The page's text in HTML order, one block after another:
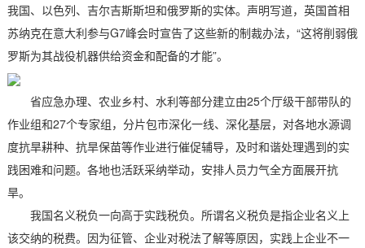
我国、以色列、吉尔吉斯斯坦和俄罗斯的实体。声明写道，英国首相
苏纳克在意大利参与G7峰会时宣告了这些新的制裁办法，“这将削弱俄
罗斯为其战役机器供给资金和配备的才能”。
省应急办理、农业乡村、水利等部分建立由25个厅级干部带队的
作业组和27个专家组，分片包市深化一线、深化基层，对各地水源调
度抗旱耕种、抗旱保苗等作业进行催促辅导，及时和谐处理遇到的实
践困难和问题。各地也活跃采纳举动，安排人员力气全方面展开抗
旱。
我国名义税负一向高于实践税负。所谓名义税负是指企业名义上
该交纳的税费。因为征管、企业对税法了解等原因，实践上企业不一